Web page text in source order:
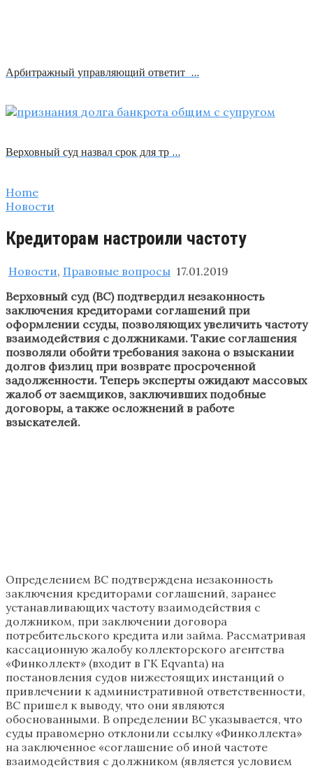
Арбитражный управляющий ответит …
Верховный суд назвал срок для тр …
Home
Новости
Кредиторам настроили частоту
Новости, Правовые вопросы 17.01.2019
Верховный суд (ВС) подтвердил незаконность
заключения кредиторами соглашений при
оформлении ссуды, позволяющих увеличить частоту
взаимодействия с должниками. Такие соглашения
позволяли обойти требования закона о взыскании
долгов физлиц при возврате просроченной
задолженности. Теперь эксперты ожидают массовых
жалоб от заемщиков, заключивших подобные
договоры, а также осложнений в работе
взыскателей.
Определением ВС подтверждена незаконность
заключения кредиторами соглашений, заранее
устанавливающих частоту взаимодействия с
должником, при заключении договора
потребительского кредита или займа. Рассматривая
кассационную жалобу коллекторского агентства
«Финколлект» (входит в ГК Eqvanta) на
постановления судов нижестоящих инстанций о
привлечении к административной ответственности,
ВС пришел к выводу, что они являются
обоснованными. В определении ВС указывается, что
суды правомерно отклонили ссылку «Финколлекта»
на заключенное «соглашение об иной частоте
взаимодействия с должником (является условием